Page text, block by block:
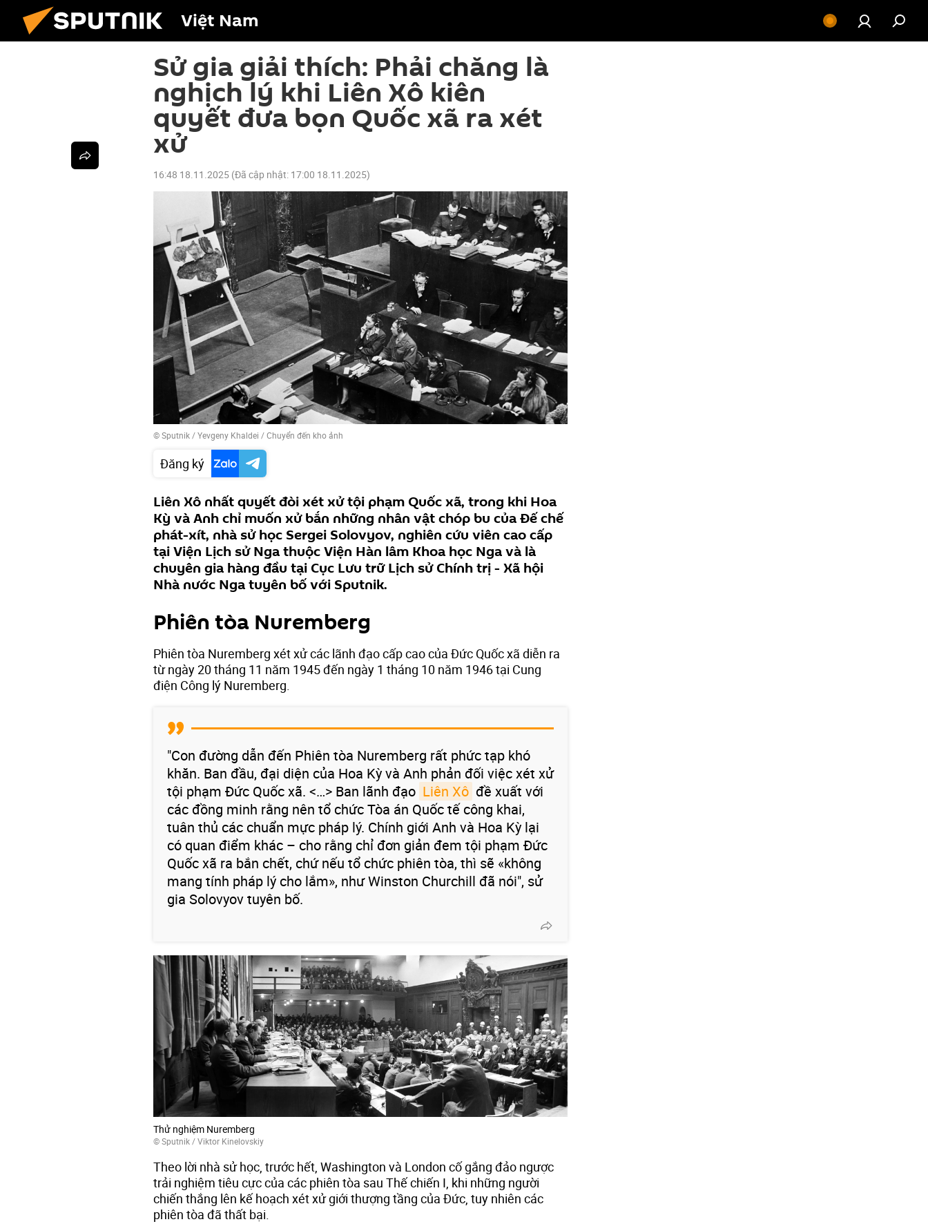
Việt Nam
Sử gia giải thích: Phải chăng là
nghịch lý khi Liên Xô kiên
quyết đưa bọn Quốc xã ra xét
xử
16:48 18.11.2025 (Đã cập nhật: 17:00 18.11.2025)
© Sputnik / Yevgeny Khaldei /Chuyển đến kho ảnh
Đăng ký
Liên Xô nhất quyết đòi xét xử tội phạm Quốc xã, trong khi Hoa
Kỳ và Anh chỉ muốn xử bắn những nhân vật chóp bu của Đế chế
phát-xít, nhà sử học Sergei Solovyov, nghiên cứu viên cao cấp
tại Viện Lịch sử Nga thuộc Viện Hàn lâm Khoa học Nga và là
chuyên gia hàng đầu tại Cục Lưu trữ Lịch sử Chính trị - Xã hội
Nhà nước Nga tuyên bố với Sputnik.
Phiên tòa Nuremberg
Phiên tòa Nuremberg xét xử các lãnh đạo cấp cao của Đức Quốc xã diễn ra
từ ngày 20 tháng 11 năm 1945 đến ngày 1 tháng 10 năm 1946 tại Cung
điện Công lý Nuremberg.
"Con đường dẫn đến Phiên tòa Nuremberg rất phức tạp khó
khăn. Ban đầu, đại diện của Hoa Kỳ và Anh phản đối việc xét xử
tội phạm Đức Quốc xã. <…> Ban lãnh đạo Liên Xô đề xuất với
các đồng minh rằng nên tổ chức Tòa án Quốc tế công khai,
tuân thủ các chuẩn mực pháp lý. Chính giới Anh và Hoa Kỳ lại
có quan điểm khác – cho rằng chỉ đơn giản đem tội phạm Đức
Quốc xã ra bắn chết, chứ nếu tổ chức phiên tòa, thì sẽ «không
mang tính pháp lý cho lắm», như Winston Churchill đã nói", sử
gia Solovyov tuyên bố.
Thử nghiệm Nuremberg
© Sputnik / Viktor Kinelovskiy
Theo lời nhà sử học, trước hết, Washington và London cố gắng đảo ngược
trải nghiệm tiêu cực của các phiên tòa sau Thế chiến I, khi những người
chiến thắng lên kế hoạch xét xử giới thượng tầng của Đức, tuy nhiên các
phiên tòa đã thất bại.